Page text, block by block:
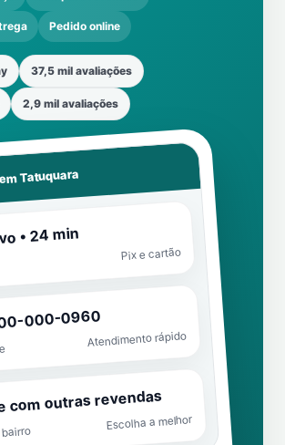
Pedido online
37,5 mil avaliações
2,9 mil avaliações
Tatuquara
• 24 min
Pix e cartão
000-0960
Atendimento rápido
com outras revendas
Escolha a melhor